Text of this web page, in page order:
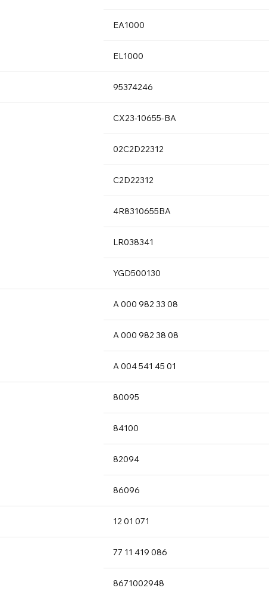
EA1000
EL1000
95374246
CX23-10655-BA
02C2D22312
C2D22312
4R8310655BA
LR038341
YGD500130
A 000 982 33 08
A 000 982 38 08
A 004541 45 01
80095
84100
82094
86096
12 01 071
77 11 419 086
8671002948